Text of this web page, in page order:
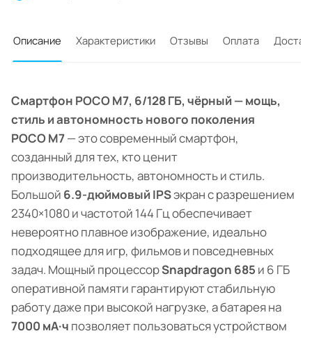
Описание Характеристики Отзывы Оплата
Смартфон POCO M7, 6/128 ГБ, чёрный — мощь,
стиль и автономность нового поколения
POCO M7— это современный смартфон,
созданный для тех, кто ценит
производительность, автономность и стиль.
Большой 6.9-дюймовый IPSэкран с разрешением
2340×1080 и частотой 144 Гц обеспечивает
невероятно плавное изображение, идеально
подходящее для игр, фильмов и повседневных
задач. Мощный процессорSnapdragon 685 и 6 ГБ
оперативной памяти гарантируют стабильную
работу даже при высокой нагрузке, а батарея на
7000 мА·ч позволяет пользоваться устройством